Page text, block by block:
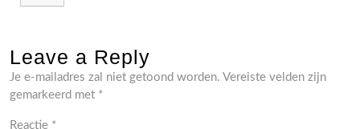
Leave a Reply
Je e-mailadres zal niet getoond worden. Vereiste velden zijn
gemarkeerd met *
Reactie *